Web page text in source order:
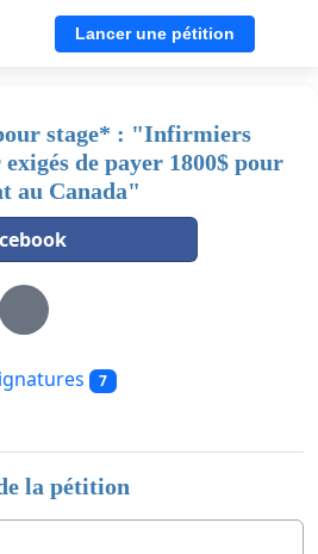
Lancer une pétition
stage* : "Infirmiers
de payer 1800$ pour
au Canada"
7
la pétition